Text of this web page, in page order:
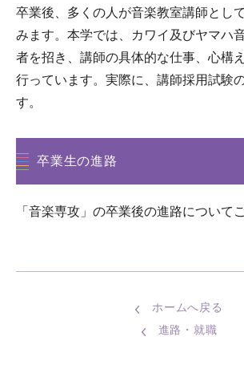
卒業後、多くの人が音楽教室講師とし
みます。本学では、カワイ及びヤマハ
者を招き、講師の具体的な仕事、心構
行っています。実際に、講師採用試験
す。
卒業生の進路
「音楽専攻」の卒業後の進路について
進路・就職
ホームへ戻る